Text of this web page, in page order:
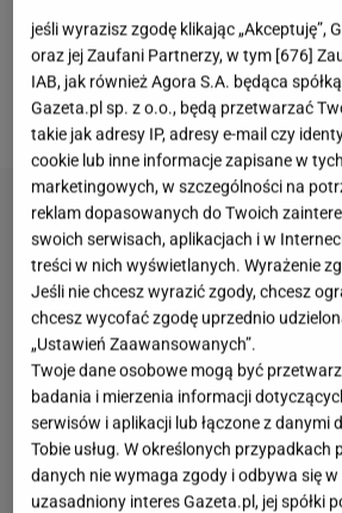
oczywiście w towarzystwie
ubrana w sportowe stroje. Wzięli
walizek. Spójrzcie, jak razem
jeśli wyrazisz zgodę klikając „Akceptuję”,
oraz jej Zaufani Partnerzy, w tym [676]
IAB, jak również Agora S.A. będąca
Gazeta.pl sp. z o.o., będą przetwarzać
takie jak adresy IP, adresy e-mail czy
cookie lub inne informacje zapisane w
marketingowych, w szczególności na
reklam dopasowanych do Twoich
swoich serwisach, aplikacjach i w
treści w nich wyświetlanych. Wyrażenie
Jeśli nie chcesz wyrazić zgody, chcesz
chcesz wycofać zgodę uprzednio
„Ustawień Zaawansowanych”.
Twoje dane osobowe mogą być
badania i mierzenia informacji
serwisów i aplikacji lub łączone z danymi
Tobie usług. W określonych przypadkach
danych nie wymaga zgody i odbywa się
uzasadniony interes Gazeta.pl, jej spółki